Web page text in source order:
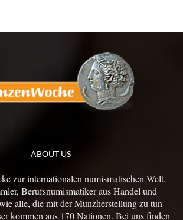
ABOUT US
zur internationalen numismatischen Welt.
Berufsnumismatiker aus Handel und
alle, die mit der Münzherstellung zu tun
kommen aus 170 Nationen. Bei uns finden